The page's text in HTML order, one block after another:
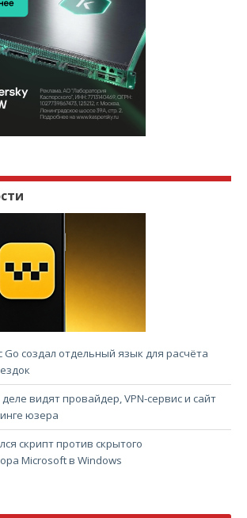
Go создал отдельный язык для расчёта
видят провайдер, VPN-сервис и сайт
юзера
скрипт против скрытого
Microsoft в Windows